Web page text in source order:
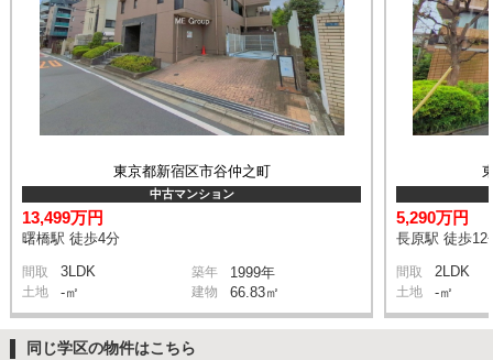
東京都新宿区市谷仲之町
中古マンション
13,499万円
曙橋駅 徒歩4分
間取 3LDK 築年 1999年
土地 -㎡ 建物 66.83㎡
5,290万円
長原駅 徒歩12
間取 2LDK
土地 -㎡
同じ学区の物件はこちら